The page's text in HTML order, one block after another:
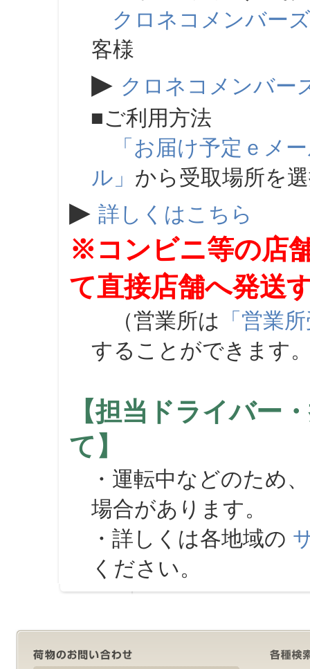
クロネコメンバーズ
客様
▶ クロネコメンバー
■ご利用方法
「お届け予定ｅメ
ル」 から受取場所を
▶ 詳しくはこちら
※コンビニ等の店
て直接店舗へ発送
（営業所は 「営業
することができます
【担当ドライバー
て】
・運転中などのため
場合があります。
・詳しくは各地域の
ください。